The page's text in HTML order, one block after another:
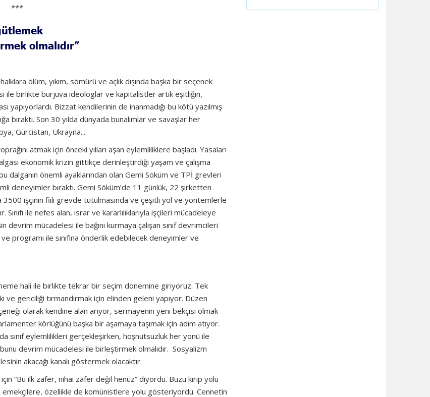
***
olmalıdır”
ölüm, yıkım, sömürü ve açlık dışında başka bir seçenek
ile birlikte burjuva ideologlar ve kapitalistler artık eşitliğin,
yapıyorlardı. Bizzat kendilerinin de inanmadığı bu kötü yazılmış
bıraktı. Son 30 yılda dünyada bunalımlar ve savaşlar her
Gürcistan, Ukrayna...
atmak için önceki yılları aşan eylemliliklere başladı. Yasaları
ekonomik krizin gittikçe derinleştirdiği yaşam ve çalışma
dalganın önemli ayaklarından olan Gemi Söküm ve TPİ grevleri
deneyimler bıraktı. Gemi Söküm’de 11 günlük, 22 şirketten
işçinin fiili grevde tutulmasında ve çeşitli yol ve yöntemlerle
ile nefes alan, ısrar ve kararlılıklarıyla işçileri mücadeleye
mücadelesi ile bağını kurmaya çalışan sınıf devrimcileri
programı ile sınıfına önderlik edebilecek deneyimler ve
hali ile birlikte tekrar bir seçim dönemine giriyoruz. Tek
gericiliği tırmandırmak için elinden geleni yapıyor. Düzen
olarak kendine alan arıyor, sermayenin yeni bekçisi olmak
körlüğünü başka bir aşamaya taşımak için adım atıyor.
sınıf eylemlilikleri gerçekleşirken, hoşnutsuzluk her yönü ile
devrim mücadelesi ile birleştirmek olmalıdır. Sosyalizm
akacağı kanalı göstermek olacaktır.
“Bu ilk zafer, nihai zafer değil henüz” diyordu. Buzu kırıp yolu
özellikle de komünistlere yolu gösteriyordu. Cennetin